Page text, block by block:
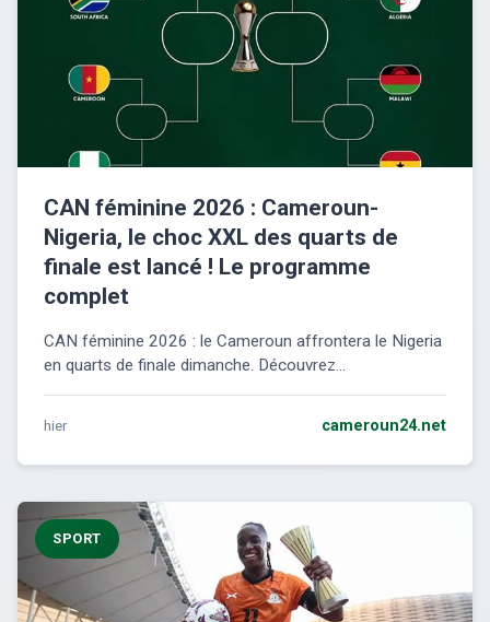
CAN féminine 2026 : Cameroun-
Nigeria, le choc XXL des quarts de
finale est lancé ! Le programme
complet
CAN féminine 2026 : le Cameroun affrontera le Nigeria
en quarts de finale dimanche. Découvrez...
hier cameroun24.net
SPORT